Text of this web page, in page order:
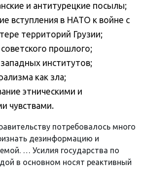
и антитурецкие посылы;
вступления в НАТО к войне с
территорий Грузии;
прошлого;
институтов;
как зла;
этническими и
чувствами.
потребовалось много
дезинформацию и
… Усилия государства по
в основном носят реактивный